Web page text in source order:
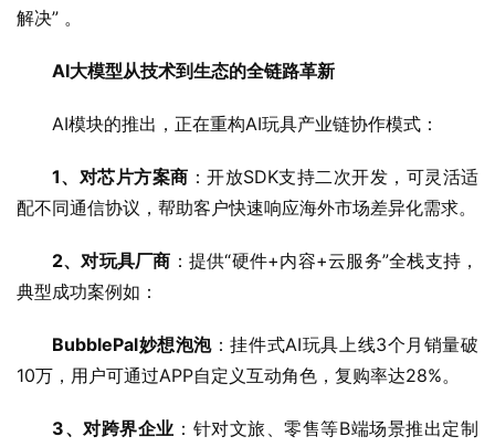
解决” 。
AI大模型从技术到生态的全链路革新
AI模块的推出，正在重构AI玩具产业链协作模式：
1、对芯片方案商 ：开放SDK支持二次开发，可灵活适
配不同通信协议，帮助客户快速响应海外市场差异化需求。
2、对玩具厂商 ：提供“硬件+内容+云服务”全栈支持，
典型成功案例如：
BubblePal妙想泡泡：挂件式AI玩具上线3个月销量破
10万，用户可通过APP自定义互动角色，复购率达28%。
3、对跨界企业 ：针对文旅、零售等B端场景推出定制